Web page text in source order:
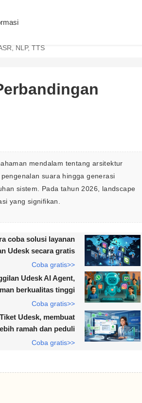
NLP, TTS
mendalam tentang arsitektur
suara hingga generasi
sistem. Pada tahun 2026, landscape
yang signifikan.
coba solusi layanan
Udesk secara gratis
Coba gratis>>
Udesk AI Agent,
berkualitas tinggi
Coba gratis>>
Udesk, membuat
ramah dan peduli
Coba gratis>>